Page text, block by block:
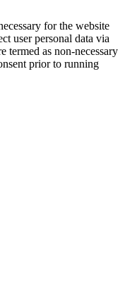
for the website
user personal data via
termed as non-necessary
prior to running